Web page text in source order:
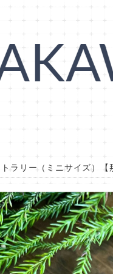
トラリー（ミニサイズ）